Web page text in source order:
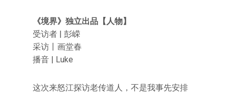
《境界》独立出品【人物】
受访者 | 彭嵘
采访丨画堂春
播音 | Luke
这次来怒江探访老传道人，不是我事先安排